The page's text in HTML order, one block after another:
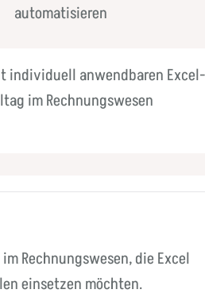
automatisieren
individuell anwendbaren Excel-
im Rechnungswesen
Rechnungswesen, die Excel
einsetzen möchten.